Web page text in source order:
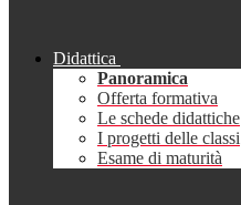
Didattica
Panoramica
Offerta formativa
Le schede didattiche
I progetti delle classi
Esame di maturità